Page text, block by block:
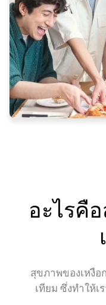
สุขภาพเหงื
เพื่
ลดแ
สมุนไพรกับดาร
หัวข้อที่
การดูแลเคลือบฟั
อะไรคื
สุขภาพของเหงื
เทียม ซึ่งทำให้